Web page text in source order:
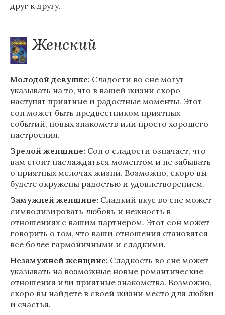
друг к другу.
Женский
Молодой девушке: Сладости во сне могут
указывать на то, что в вашей жизни скоро
наступят приятные и радостные моменты. Этот
сон может быть предвестником приятных
событий, новых знакомств или просто хорошего
настроения.
Зрелой женщине: Сон о сладости означает, что
вам стоит наслаждаться моментом и не забывать
о приятных мелочах жизни. Возможно, скоро вы
будете окружены радостью и удовлетворением.
Замужней женщине: Сладкий вкус во сне может
символизировать любовь и нежность в
отношениях с вашим партнером. Этот сон может
говорить о том, что ваши отношения становятся
все более гармоничными и сладкими.
Незамужней женщине: Сладкость во сне может
указывать на возможные новые романтические
отношения или приятные знакомства. Возможно,
скоро вы найдете в своей жизни место для любви
и счастья.